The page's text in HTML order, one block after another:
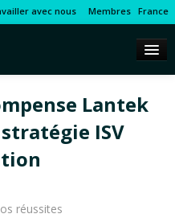
avec nous Membres France
Lantek
ISV
réussites